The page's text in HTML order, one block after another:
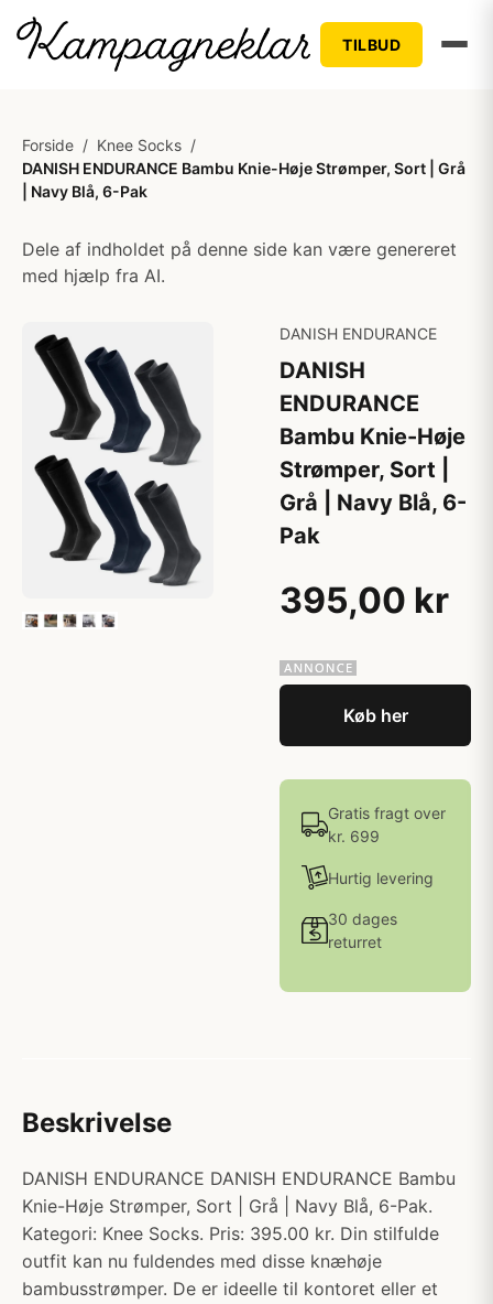
TILBUD
Forside / Knee Socks /
DANISH ENDURANCE Bambu Knie-Høje Strømper, Sort | Grå
| Navy Blå, 6-Pak
Dele af indholdet på denne side kan være genereret
med hjælp fra AI.
DANISH ENDURANCE
DANISH
ENDURANCE
Bambu Knie-Høje
Strømper, Sort |
Grå | Navy Blå, 6-
Pak
395,00 kr
Køb her
Gratis fragt over
kr. 699
Hurtig levering
30 dages
returret
Beskrivelse
DANISH ENDURANCE DANISH ENDURANCE Bambu
Knie-Høje Strømper, Sort | Grå | Navy Blå, 6-Pak.
Kategori: Knee Socks. Pris: 395.00 kr. Din stilfulde
outfit kan nu fuldendes med disse knæhøje
bambusstrømper. De er ideelle til kontoret eller et